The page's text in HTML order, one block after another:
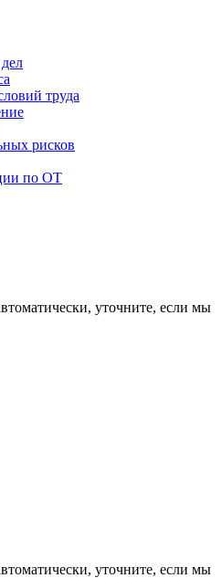
труда
рисков
по ОТ
уточните, если мы
уточните, если мы